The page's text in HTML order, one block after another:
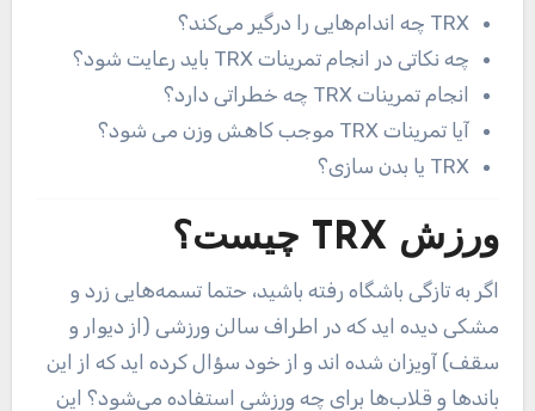
TRX چه اندام‌هایی را درگیر می‌کند؟
چه نکاتی در انجام تمرینات TRX باید رعایت شود؟
انجام تمرینات TRX چه خطراتی دارد؟
آیا تمرینات TRX موجب کاهش وزن می شود؟
TRX یا بدن سازی؟
ورزش TRX چیست؟
اگر به تازگی باشگاه رفته باشید، حتما تسمه‌هایی زرد و
مشکی دیده اید که در اطراف سالن ورزشی (از دیوار و
سقف) آویزان شده اند و از خود سؤال کرده اید که از این
باندها و قلاب‌ها برای چه ورزشی استفاده می‌شود؟ این